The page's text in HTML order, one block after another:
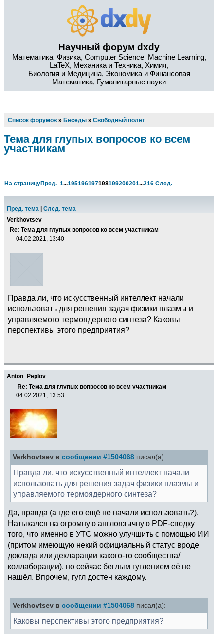
Научный форум dxdy
Математика, Физика, Computer Science, Machine Learning,
LaTeX, Механика и Техника, Химия,
Биология и Медицина, Экономика и Финансовая
Математика, Гуманитарные науки
Список форумов » Беседы » Свободный полёт
Тема для глупых вопросов ко всем
участникам
На страницуПред. 1...195196197198199200201...216 След.
Пред. тема
След. тема
Verkhovtsev
Re: Тема для глупых вопросов ко всем участникам
04.02.2021, 13:40
Правда ли, что искусственный интеллект начали
использовать для решения задач физики плазмы и
управляемого термоядерного синтеза? Каковы
перспективы этого предприятия?
Anton_Peplov
Re: Тема для глупых вопросов ко всем участникам
04.02.2021, 13:53
Verkhovtsev в сообщении #1504068 писал(а):
Правда ли, что искусственный интеллект начали
использовать для решения задач физики плазмы и
управляемого термоядерного синтеза?
Да, правда (а где его ещё не начали использовать?).
Натыкался на огромную англоязычную PDF-сводку
того, что именно в УТС можно улучшить с помощью ИИ
(притом имеющую некий официальный статус вроде
доклада или декларации какого-то сообщества/
коллаборации), но сейчас беглым гуглением её не
нашёл. Впрочем, гугл достeн каждому.
Verkhovtsev в сообщении #1504068 писал(а):
Каковы перспективы этого предприятия?